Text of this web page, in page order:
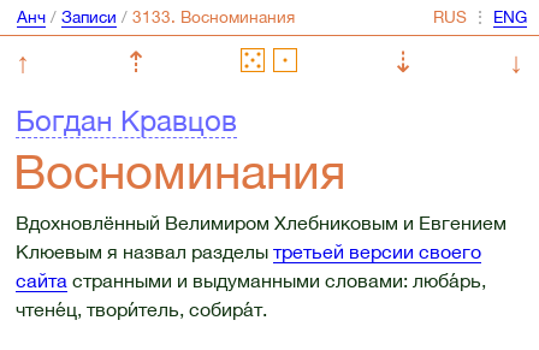
Анч/ Записи / ⋮
↑ ⇡ ⇣
↓
Богдан Кравцов
Восноминания
Вдохновлённый Велимиром Хлебниковым и Евгением
Клюевым я назвал разделы третьей версии своего
сайта странными и выдуманными словами: люба́рь,
чтене́ц, твори́тель, собира́т.